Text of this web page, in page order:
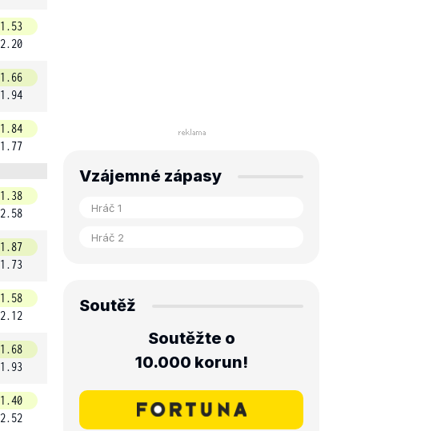
1.53
2.20
1.66
1.94
1.84
1.77
1.38
2.58
1.87
1.73
1.58
2.12
1.68
1.93
1.40
2.52
Vzájemné zápasy
Soutěž
Soutěžte o
10.000 korun!